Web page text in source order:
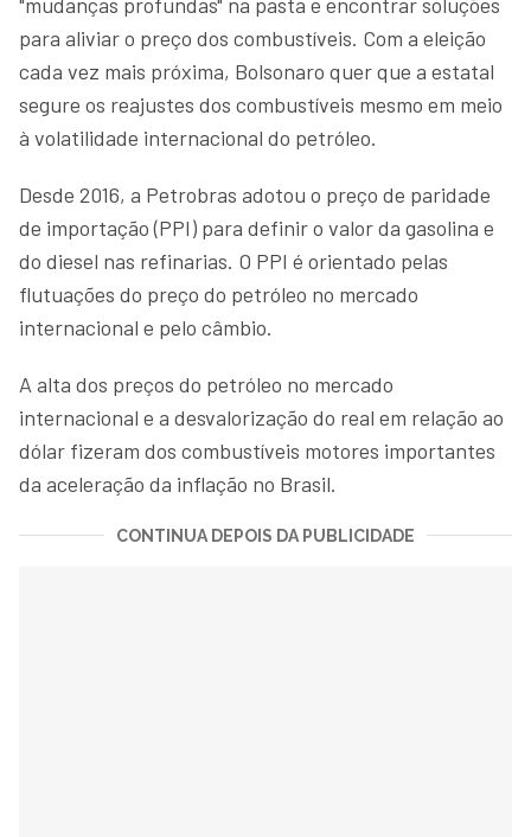
para aliviar o preço dos combustíveis. Com a eleição
cada vez mais próxima, Bolsonaro quer que a estatal
segure os reajustes dos combustíveis mesmo em meio
à volatilidade internacional do petróleo.
Desde 2016, a Petrobras adotou o preço de paridade
de importação (PPI) para definir o valor da gasolina e
do diesel nas refinarias. O PPI é orientado pelas
flutuações do preço do petróleo no mercado
internacional e pelo câmbio.
A alta dos preços do petróleo no mercado
internacional e a desvalorização do real em relação ao
dólar fizeram dos combustíveis motores importantes
da aceleração da inflação no Brasil.
CONTINUA DEPOIS DA PUBLICIDADE